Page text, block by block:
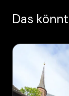
Das